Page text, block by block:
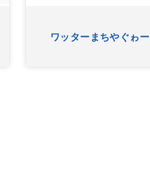
ワッターまちやぐゎー